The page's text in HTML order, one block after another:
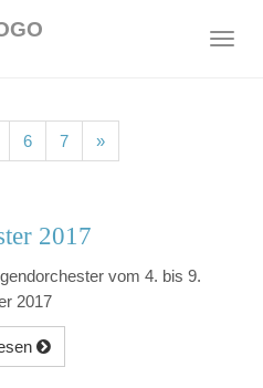
6(current)
7(current)
»
2017
vom 4. bis 9.
2017